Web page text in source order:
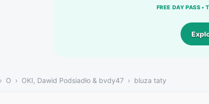
FREE DAY PASS
O OKI, Dawid Podsiadło & bvdy47 bluza taty